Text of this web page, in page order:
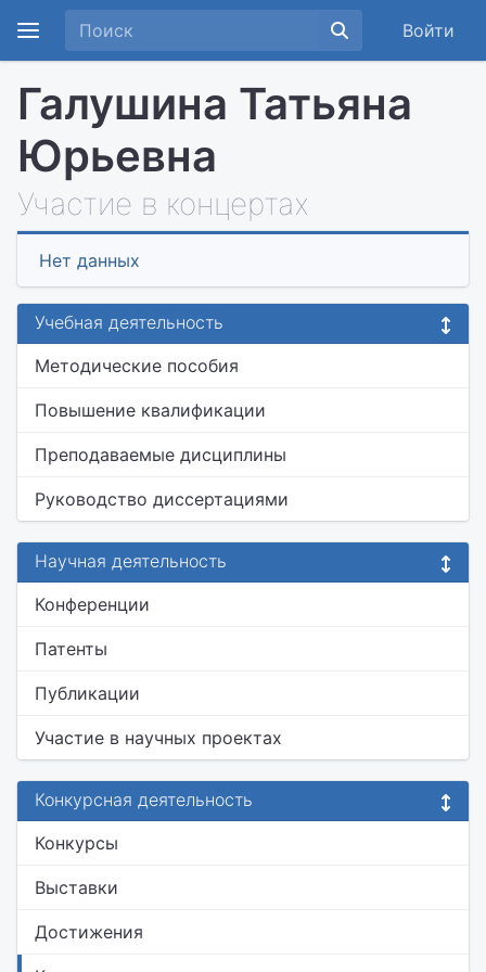
Войти
Галушина Татьяна
Юрьевна
Участие в концертах
Нет данных
Учебная деятельность
Методические пособия
Повышение квалификации
Преподаваемые дисциплины
Руководство диссертациями
Научная деятельность
Конференции
Патенты
Публикации
Участие в научных проектах
Конкурсная деятельность
Конкурсы
Выставки
Достижения